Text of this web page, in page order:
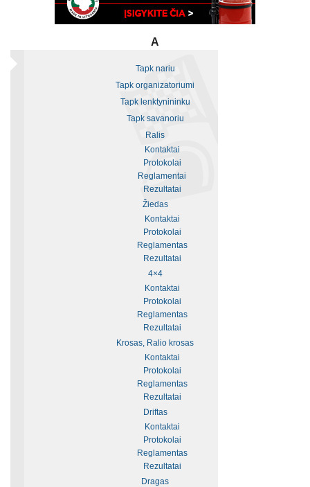
A
Tapk nariu
Tapk organizatoriumi
Tapk lenktynininku
Tapk savanoriu
Ralis
Kontaktai
Protokolai
Reglamentai
Rezultatai
Žiedas
Kontaktai
Protokolai
Reglamentas
Rezultatai
4×4
Kontaktai
Protokolai
Reglamentas
Rezultatai
Krosas, Ralio krosas
Kontaktai
Protokolai
Reglamentas
Rezultatai
Driftas
Kontaktai
Protokolai
Reglamentas
Rezultatai
Dragas